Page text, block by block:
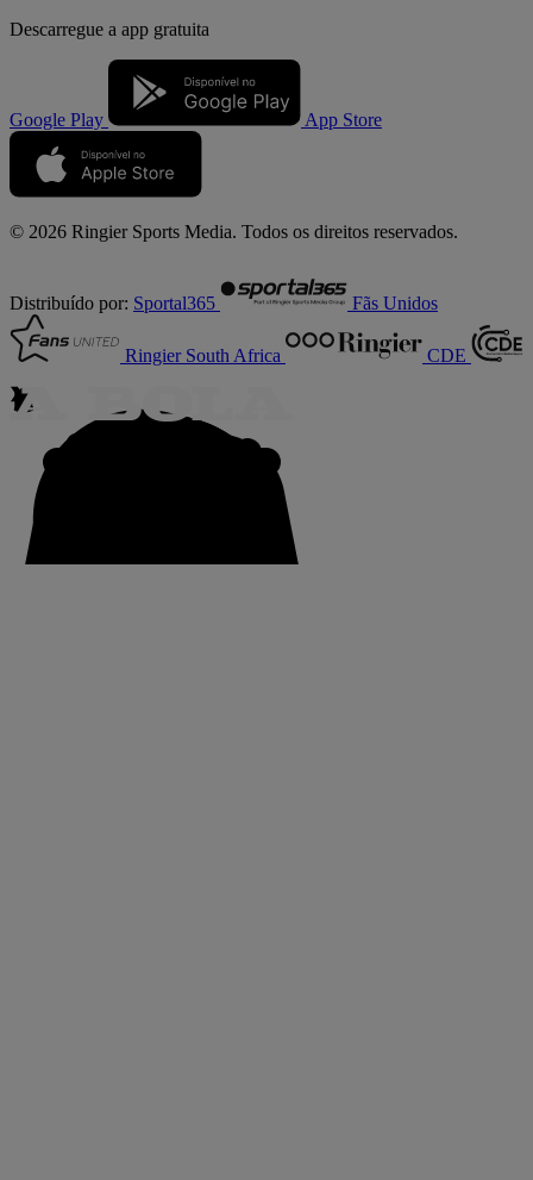
Descarregue a app gratuita
Google Play App Store
© 2026 Ringier Sports Media. Todos os direitos reservados.
Distribuído por: Sportal365 Fãs Unidos
Ringier South Africa CDE